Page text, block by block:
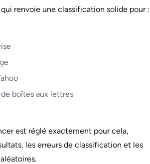
renvoie une classification solide pour :
boîtes aux lettres
est réglé exactement pour cela,
les erreurs de classification et les